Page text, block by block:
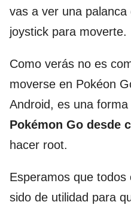
vas a ver una
joystick para moverte.
Como verás no es
moverse en Pokéon
Android, es una
Pokémon Go desde
hacer root.
Esperamos que
sido de utilidad para